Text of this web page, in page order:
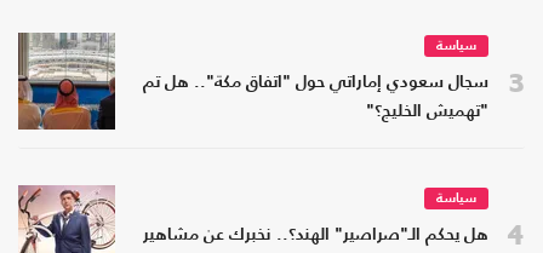
3
سياسة
سجال سعودي إماراتي حول "اتفاق مكة".. هل تم
"تهميش الخليج؟"
4
سياسة
هل يحكم الـ"صراصير" الهند؟.. نخبرك عن مشاهير